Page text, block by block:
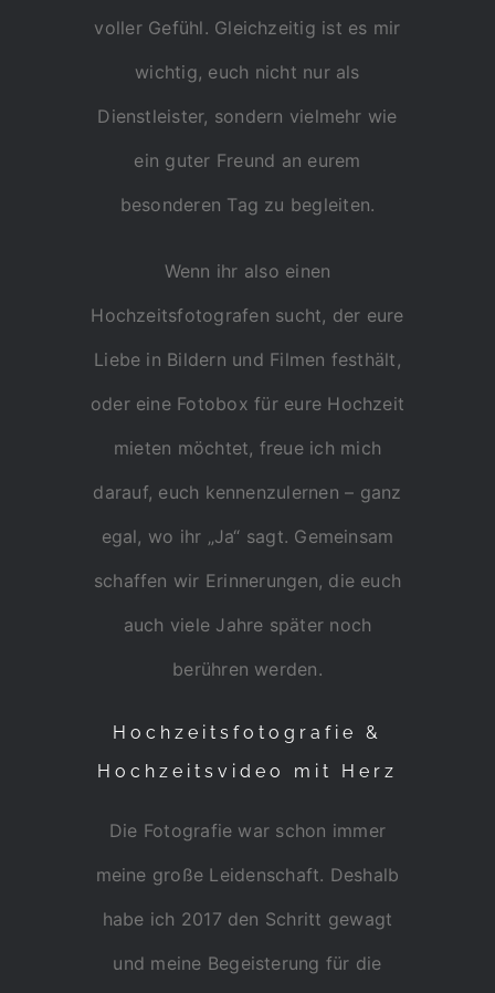
voller Gefühl. Gleichzeitig ist es mir
wichtig, euch nicht nur als
Dienstleister, sondern vielmehr wie
ein guter Freund an eurem
besonderen Tag zu begleiten.
Wenn ihr also einen
Hochzeitsfotografen sucht, der eure
Liebe in Bildern und Filmen festhält,
oder eine Fotobox für eure Hochzeit
mieten möchtet, freue ich mich
darauf, euch kennenzulernen – ganz
egal, wo ihr „Ja“ sagt. Gemeinsam
schaffen wir Erinnerungen, die euch
auch viele Jahre später noch
berühren werden.
Hochzeitsfotografie &
Hochzeitsvideo mit Herz
Die Fotografie war schon immer
meine große Leidenschaft. Deshalb
habe ich 2017 den Schritt gewagt
und meine Begeisterung für die